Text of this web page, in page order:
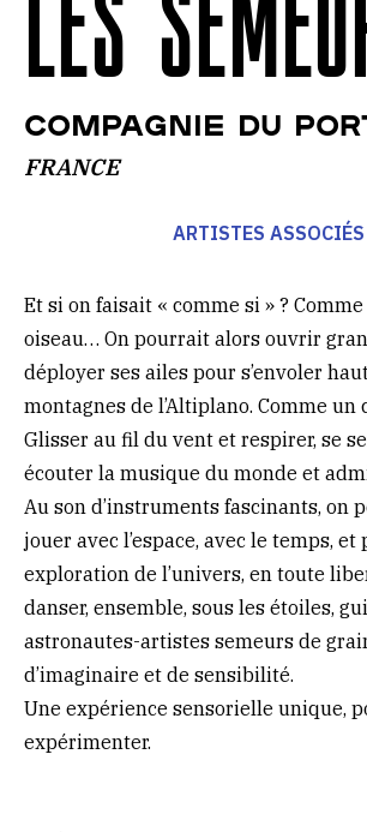
COMPAGNIE DU
FRANCE
ARTISTES ASSOCIÉS
Et si on faisait « comme si » ?
oiseau… On pourrait alors ouvrir
déployer ses ailes pour s’envoler
montagnes de l’Altiplano. Comme un
Glisser au fil du vent et respirer, se
écouter la musique du monde et
Au son d’instruments fascinants, on
jouer avec l’espace, avec le temps,
exploration de l’univers, en toute
danser, ensemble, sous les étoiles,
astronautes-artistes semeurs de
d’imaginaire et de sensibilité.
Une expérience sensorielle unique,
expérimenter.